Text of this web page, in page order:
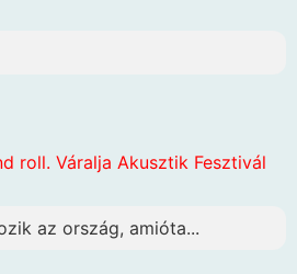
roll. Váralja Akusztik Fesztivál
az ország, amióta...